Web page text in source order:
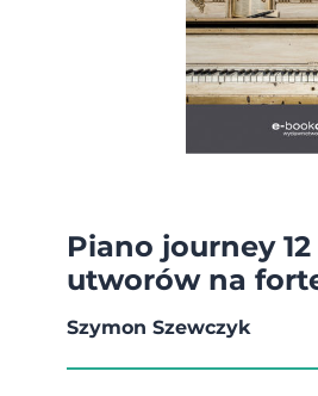
Piano journey
utworów na
Szymon Szewczyk